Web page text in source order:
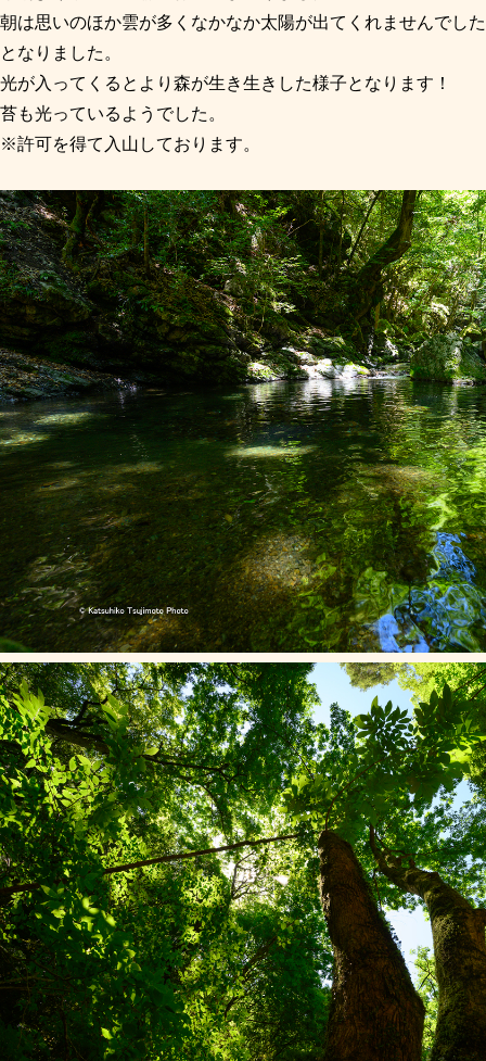
朝は思いのほか雲が多くなかなか太陽が出てくれませんでし
となりました。
光が入ってくるとより森が生き生きした様子となります！
苔も光っているようでした。
※許可を得て入山しております。